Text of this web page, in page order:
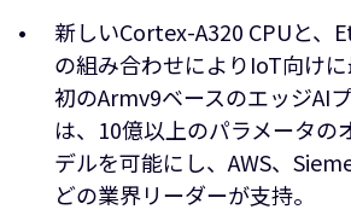
CB1 9NJ
Tel: + 44(1223) 400 400 [main
Fax: + 44(1223) 400 410
全てのオフィスを見る
新しいCortex-A320 CPUと、
の組み合わせによりIoT向け
初のArmv9ベースのエッジAI
は、10億以上のパラメータの
デルを可能にし、AWS、
どの業界リーダーが支持。